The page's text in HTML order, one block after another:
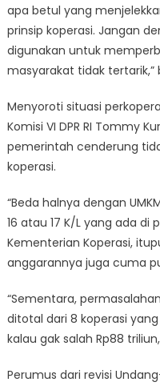
apa betul yang
prinsip koperasi. Jangan
digunakan untuk
masyarakat tidak tertarik,”
Menyoroti situasi
Komisi VI DPR RI Tommy
pemerintah cenderung
koperasi.
“Beda halnya dengan
16 atau 17 K/L yang ada di
Kementerian Koperasi,
anggarannya juga cuma
“Sementara,
ditotal dari 8 koperasi
kalau gak salah Rp88
Perumus dari revisi